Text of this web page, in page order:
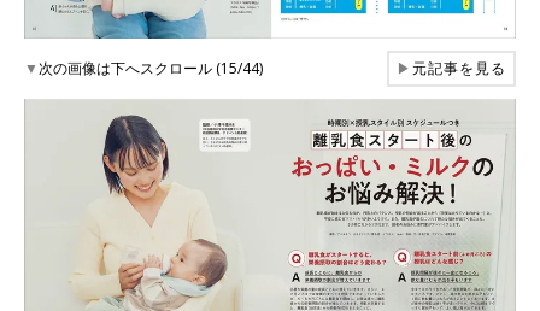
▼次の画像は下へスクロール (15/44) ▶元記事を見る